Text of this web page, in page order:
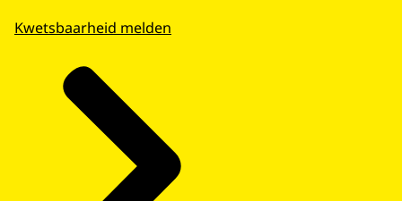
Kwetsbaarheid melden